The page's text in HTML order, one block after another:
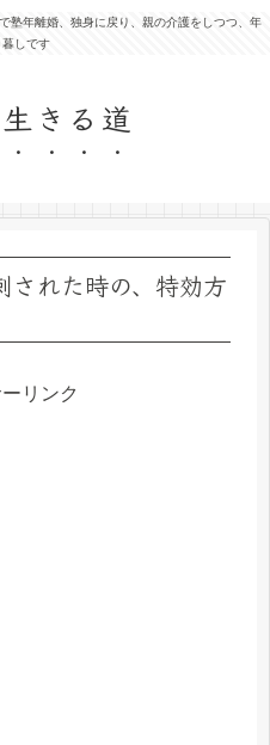
塾年離婚、独身に戻り、親の介護をしつつ、年
しです
きる道
された時の、特効方
リンク